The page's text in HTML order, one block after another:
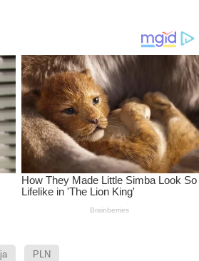
PLN